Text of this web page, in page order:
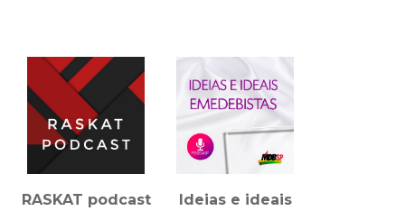
RASKAT podcast
Ideias e ideais